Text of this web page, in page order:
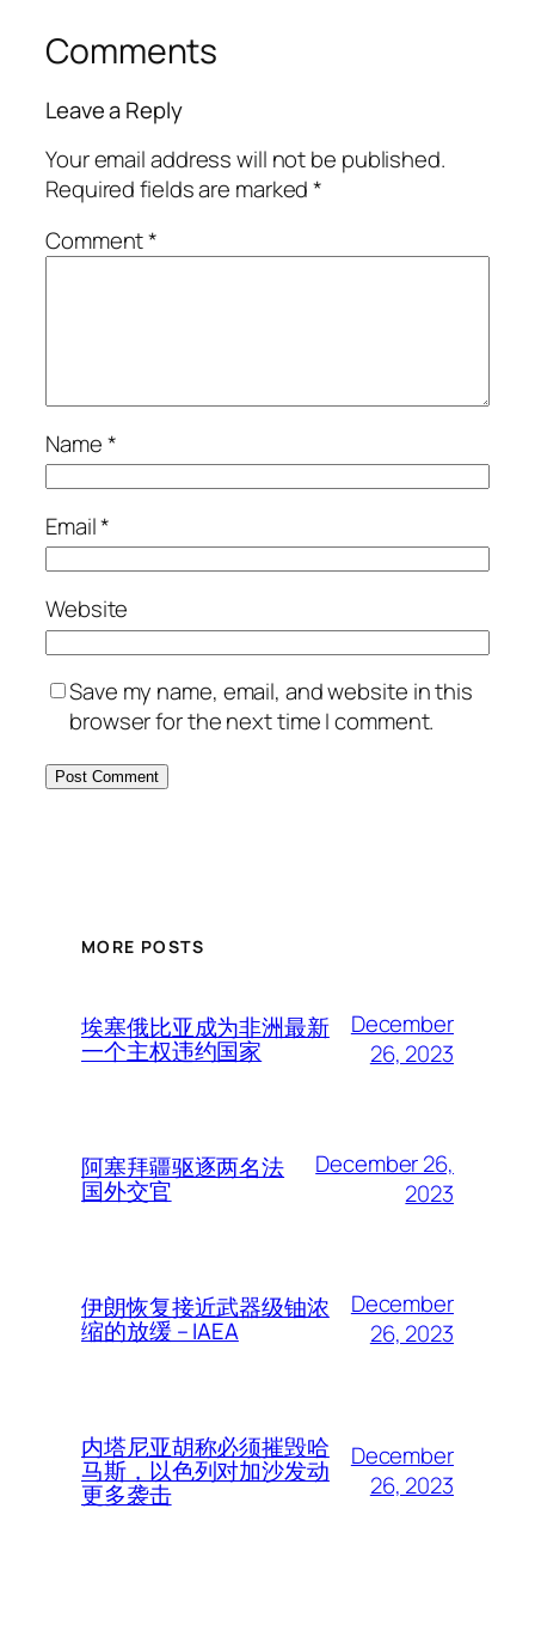
Comments
Leave a Reply
Your email address will not be published.
Required fields are marked*
Comment*
Name*
Email*
Website
Save my name, email, and website in this
browser for the next time I comment.
MORE POSTS
埃塞俄比亚成为非洲最新
一个主权违约国家
December
26, 2023
阿塞拜疆驱逐两名法
国外交官
December 26,
2023
伊朗恢复接近武器级铀浓
缩的放缓 – IAEA
December
26, 2023
内塔尼亚胡称必须摧毁哈
马斯，以色列对加沙发动
更多袭击
December
26, 2023